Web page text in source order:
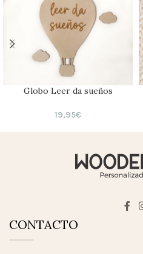
Globo Leer da sueños
19,95€
CONTACTO